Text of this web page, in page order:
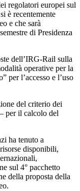
regolatori europei sul
è recentemente
e che sarà
di Presidenza
dell’IRG-Rail sulla
operative per la
per l’accesso e l’uso
del criterio dei
per il calcolo del
ha tenuto a
disponibili,
sul 4° pacchetto
della proposta della